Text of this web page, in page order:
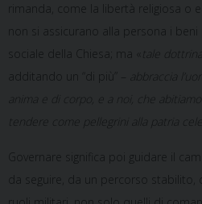
rimanda, come la libertà religiosa o
non si assicurano alla persona i
sociale della Chiesa; ma «
additando un “di più” –
Governare significa poi guidare il
da seguire, da un percorso stabilito,